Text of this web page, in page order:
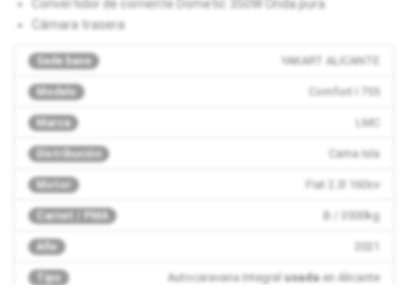
Convertidor de corriente Dometic 350W Onda pura
Cámara trasera
Sede base YAKART ALICANTE
Modelo Comfort I 755
Marca LMC
Distribución Cama Isla
Motor Fiat 2.3l 160cv
Carnet / PMA B / 3500kg
Año 2021
Tipo Autocaravana Integralusadaen Alicante